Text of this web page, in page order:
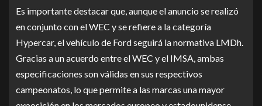
Es importante destacar que, aunque el anuncio se realizó
en conjunto con el WEC y se refiere a la categoría
Hypercar, el vehículo de Ford seguirá la normativa LMDh.
Gracias a un acuerdo entre el WEC y el IMSA, ambas
especificaciones son válidas en sus respectivos
campeonatos, lo que permite a las marcas una mayor